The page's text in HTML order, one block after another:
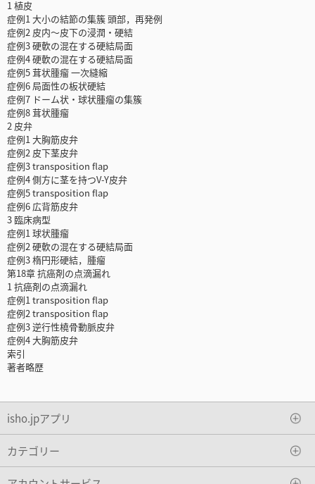
1 植皮
症例1 大小の結節の集簇 頭部，再発例
症例2 皮内～皮下の浸潤・硬結
症例3 硬軟の混在する硬結局面
症例4 硬軟の混在する硬結局面
症例5 茸状腫瘤 一次縫縮
症例6 局面性の板状硬結
症例7 ドーム状・球状腫瘤の集簇
症例8 茸状腫瘤
2 皮弁
症例1 大胸筋皮弁
症例2 皮下茎皮弁
症例3 transposition flap
症例4 側方に茎を持つV-Y皮弁
症例5 transposition flap
症例6 広背筋皮弁
3 臨床病型
症例1 球状腫瘤
症例2 硬軟の混在する硬結局面
症例3 楕円形硬結，腫瘤
第18章 抗癌剤の点滴漏れ
1 抗癌剤の点滴漏れ
症例1 transposition flap
症例2 transposition flap
症例3 逆行性橈骨動脈皮弁
症例4 大胸筋皮弁
索引
著者略歴
isho.jpアプリ
カテゴリー